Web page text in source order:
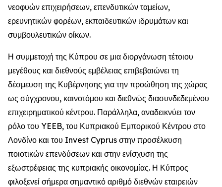
νεοφυών επιχειρήσεων, επενδυτικών ταμείων,
ερευνητικών φορέων, εκπαιδευτικών ιδρυμάτων και
συμβουλευτικών οίκων.
Η συμμετοχή της Κύπρου σε μια διοργάνωση τέτοιου
μεγέθους και διεθνούς εμβέλειας επιβεβαιώνει τη
δέσμευση της Κυβέρνησης για την προώθηση της χώρας
ως σύγχρονου, καινοτόμου και διεθνώς διασυνδεδεμένου
επιχειρηματικού κέντρου. Παράλληλα, αναδεικνύει τον
ρόλο του YEEB, του Κυπριακού Εμπορικού Κέντρου στο
Λονδίνο και του Invest Cyprus στην προσέλκυση
ποιοτικών επενδύσεων και στην ενίσχυση της
εξωστρέφειας της κυπριακής οικονομίας. Η Κύπρος
φιλοξενεί σήμερα σημαντικό αριθμό διεθνών εταιρειών